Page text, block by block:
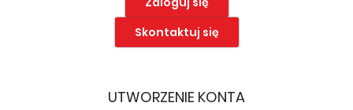
Skontaktuj się
UTWORZENIE KONTA